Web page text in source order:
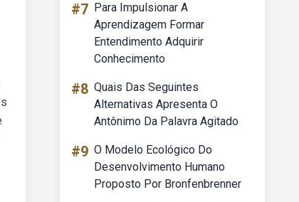
#7 Para Impulsionar A
Aprendizagem Formar
Entendimento Adquirir
Conhecimento
#8 Quais Das Seguintes
Alternativas Apresenta O
Antônimo Da Palavra Agitado
#9 O Modelo Ecológico Do
Desenvolvimento Humano
Proposto Por Bronfenbrenner